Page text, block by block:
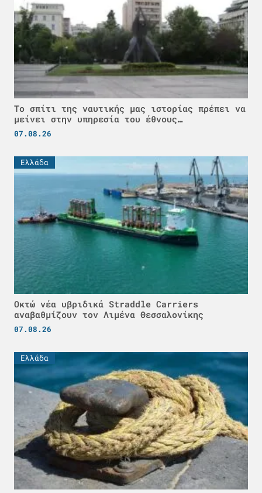
Το σπίτι της ναυτικής μας ιστορίας πρέπει να
μείνει στην υπηρεσία του έθνους…
07.08.26
Ελλάδα
Οκτώ νέα υβριδικά Straddle Carriers
αναβαθμίζουν τον Λιμένα Θεσσαλονίκης
07.08.26
Ελλάδα